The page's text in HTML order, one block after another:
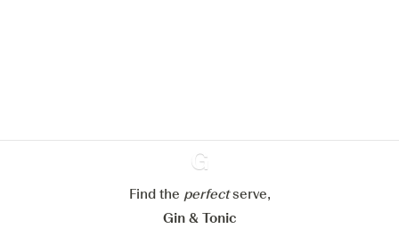
Ginventory
Find the perfectserve,
Gin & Tonic
Paramétrer mes cookies
Refuser tout Accepter tout